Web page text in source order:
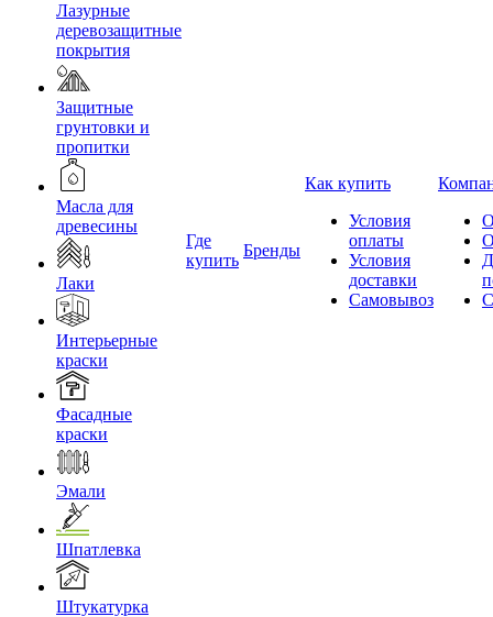
Лазурные
деревозащитные
покрытия
Защитные
грунтовки и
пропитки
Масла для
древесины
Лаки
Интерьерные
краски
Фасадные
краски
Эмали
Шпатлевка
Штукатурка
Где
купить
Бренды
Как купить
Условия
оплаты
Условия
доставки
Самовывоз